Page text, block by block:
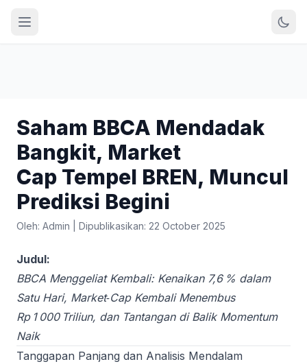
Saham BBCA Mendadak
Bangkit, Market
Cap Tempel BREN, Muncul
Prediksi Begini
Oleh: Admin Dipublikasikan: 22 October 2025
Judul:
BBCA Menggeliat Kembali: Kenaikan 7,6 % dalam
Satu Hari, Market‑Cap Kembali Menembus
Rp 1 000 Triliun, dan Tantangan di Balik Momentum
Naik
Tanggapan Panjang dan Analisis Mendalam